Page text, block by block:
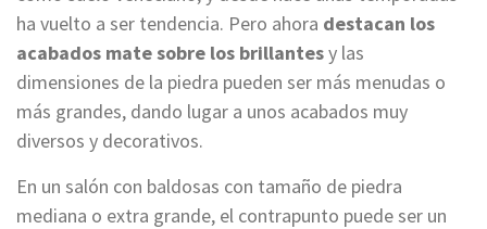
ha vuelto a ser tendencia. Pero ahora destacan los
acabados mate sobre los brillantesy las
dimensiones de la piedra pueden ser más menudas o
más grandes, dando lugar a unos acabados muy
diversos y decorativos.
En un salón con baldosas con tamaño de piedra
mediana o extra grande, el contrapunto puede ser un